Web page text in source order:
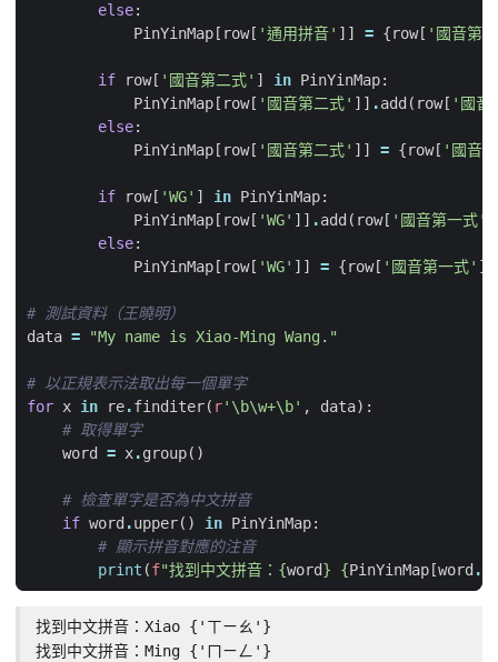
else:
PinYinMap [ row[ '通用拼音' ]] = {row[ '國音第
if row[ '國音第二式' ] in PinYinMap:
PinYinMap [ row[ '國音第二式' ]] .add ( row[ '國音
else:
PinYinMap [ row[ '國音第二式' ]] = {row[ '國音
if row[ 'WG' ] in PinYinMap:
PinYinMap [ row[ 'WG' ]] .add ( row[ '國音第一式'
else:
PinYinMap [ row[ 'WG' ]] = {row[ '國音第一式'
# 測試資料（王曉明）
data = "My name is Xiao-Ming Wang."
# 以正規表示法取出每一個單字
for x in re.finditer( r'\b\w+\b' , data):
# 取得單字
word
= x.group()
# 檢查單字是否為中文拼音
if word .upper() in PinYinMap:
# 顯示拼音對應的注音
print (f"找到中文拼音： {word} {PinYinMap [word .
找到中文拼音：Xiao {'ㄒㄧㄠ'}
找到中文拼音：Ming {'ㄇㄧㄥ'}